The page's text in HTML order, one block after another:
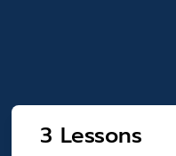
3 Lessons